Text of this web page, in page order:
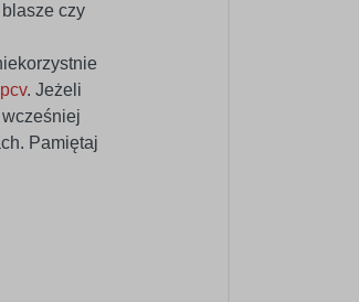
czy
. Jeżeli
Pamiętaj